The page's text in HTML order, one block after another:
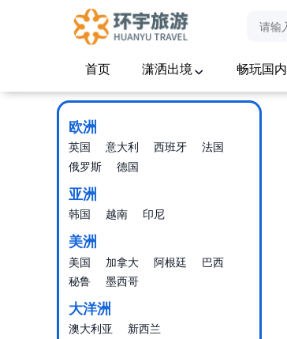
首页 潇洒出境 畅玩国内
欧洲
英国 意大利 西班牙
法国
俄罗斯
德国
亚洲
韩国 越南 印尼
美洲
美国 加拿大 阿根廷
巴西
秘鲁
墨西哥
大洋洲
澳大利亚
新西兰